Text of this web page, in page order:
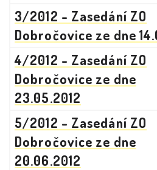
3/2012 - Zasedání ZO
Dobročovice ze dne
4/2012 - Zasedání ZO
Dobročovice ze dne
23.05.2012
5/2012 - Zasedání ZO
Dobročovice ze dne
20.06.2012